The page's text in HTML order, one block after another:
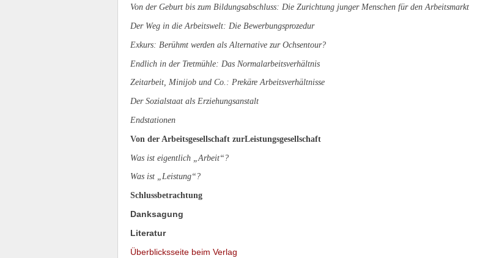
Von der Geburt bis zum Bildungsabschluss: Die Zurichtung junger Menschen für den Arbeitsmarkt
Der Weg in die Arbeitswelt: Die Bewerbungsprozedur
Exkurs: Berühmt werden als Alternative zur Ochsentour?
Endlich in der Tretmühle: Das Normalarbeitsverhältnis
Zeitarbeit, Minijob und Co.: Prekäre Arbeitsverhältnisse
Der Sozialstaat als Erziehungsanstalt
Endstationen
Von der Arbeitsgesellschaft zurLeistungsgesellschaft
Was ist eigentlich „Arbeit“?
Was ist „Leistung“?
Schlussbetrachtung
Danksagung
Literatur
Überblicksseite beim Verlag